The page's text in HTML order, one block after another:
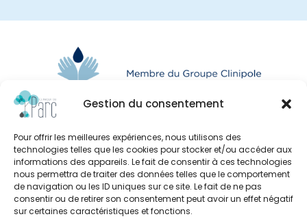
Gestion du consentement
Pour offrir les meilleures expériences, nous utilisons des
technologies telles que les cookies pour stocker et/ou accéder aux
informations des appareils. Le fait de consentir à ces technologies
nous permettra de traiter des données telles que le comportement
de navigation ou les ID uniques sur ce site. Le fait de ne pas
consentir ou de retirer son consentement peut avoir un effet négatif
sur certaines caractéristiques et fonctions.